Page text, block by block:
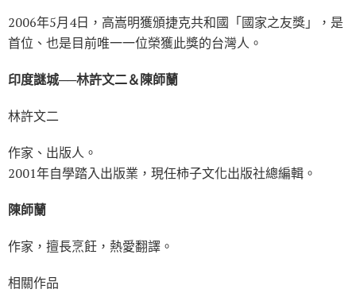
2006年5月4日，高嵩明獲頒捷克共和國「國家之友獎」，是
首位、也是目前唯一一位榮獲此獎的台灣人。
印度謎城──林許文二＆陳師蘭
林許文二
作家、出版人。
2001年自學踏入出版業，現任柿子文化出版社總編輯。
陳師蘭
作家，擅長烹飪，熱愛翻譯。
相關作品